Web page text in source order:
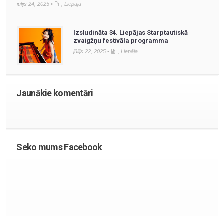
jūlijs 24, 2025 • Liepāja
Izsludināta 34. Liepājas Starptautiskā
zvaigžņu festivāla programma
jūlijs 22, 2025 • Liepāja
Jaunākie komentāri
Seko mums Facebook